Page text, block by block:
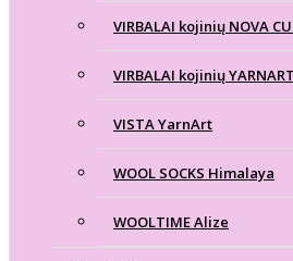
VIRBALAI kojinių NOVA
VIRBALAI kojinių
VISTA YarnArt
WOOL SOCKS Himalaya
WOOLTIME Alize